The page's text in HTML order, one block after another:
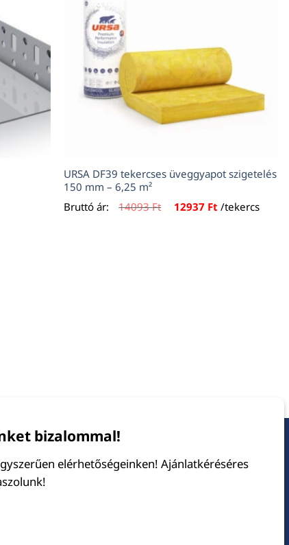
URSA DF39 tekercses üveggyapot szigetelés
150 mm – 6,25 m²
Bruttó ár:
14093Ft Original
price
12937 FtCurrent
price
/tekercs
bizalommal!
elérhetőségeinken! Ajánlatkéréséres